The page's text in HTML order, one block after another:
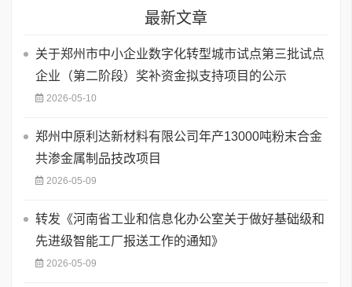
最新文章
关于郑州市中小企业数字化转型城市试点第三批试点
企业（第二阶段）奖补资金拟支持项目的公示
2026-05-10
郑州中原利达新材料有限公司年产13000吨粉末合金
共渗金属制品技改项目
2026-05-09
转发《河南省工业和信息化办公室关于做好基础级和
先进级智能工厂报送工作的通知》
2026-05-09